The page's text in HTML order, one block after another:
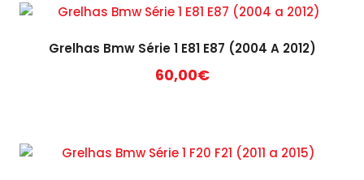
Grelhas Bmw Série 1 E81 E87 (2004 A 2012)
60,00€